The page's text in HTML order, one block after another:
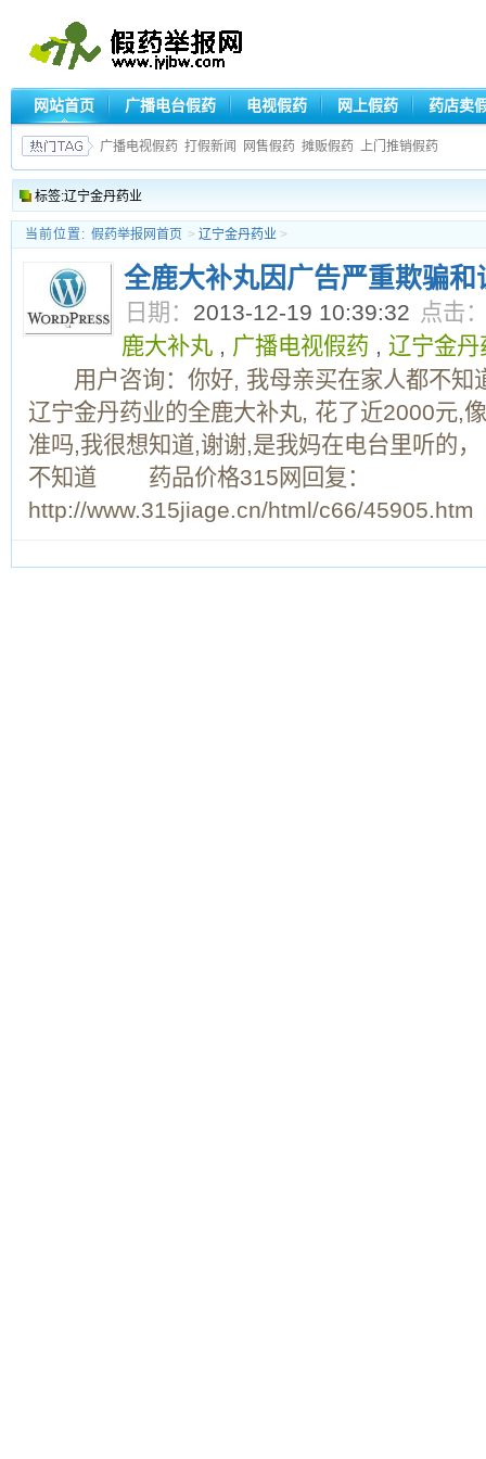
网站首页 广播电台假药 电视假药 网上假药 药店卖
广播电视假药 打假新闻 网售假药 摊贩假药 上门推销假药
标签:辽宁金丹药业
当前位置: 假药举报网首页 > 辽宁金丹药业 >
全鹿大补丸因广告严重欺骗
日期： 2013-12-19 10:39:32 点击
鹿大补丸 , 广播电视假药 , 辽宁金丹
用户咨询：你好, 我母亲买在家人都不知
辽宁金丹药业的全鹿大补丸, 花了近2000元,
准吗,我很想知道,谢谢,是我妈在电台里听的
不知道 药品价格315网回复：
http://www.315jiage.cn/html/c66/